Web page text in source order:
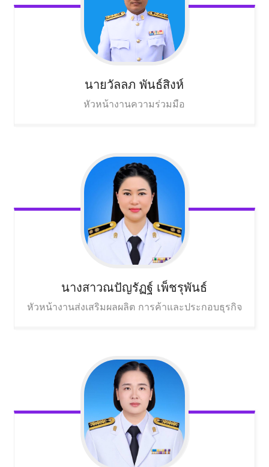
นายวัลลภ พันธ์สิงห์
หัวหน้างานความร่วมมือ
นางสาวณปัญรัฏฐ์ เพ็ชรุพันธ์
หัวหน้างานส่งเสริมผลผลิต การค้าและประกอบธุรกิจ